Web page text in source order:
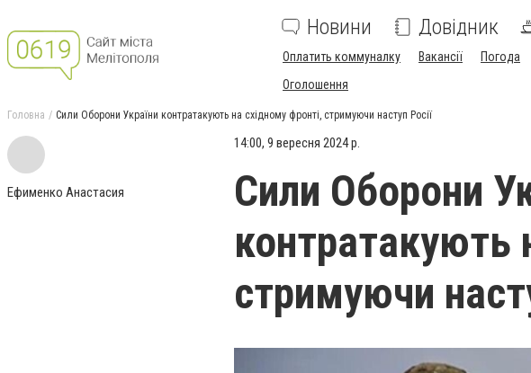
Новини Довідник
Оплатить коммуналку Вакансії Погода
Оголошення
Головна Сили Оборони України контратакують на східному фронті, стримуючи наступ Росії
Ефименко Анастасия
14:00, 9 вересня 2024 р.
Сили Оборони
контратакують
стримуючи